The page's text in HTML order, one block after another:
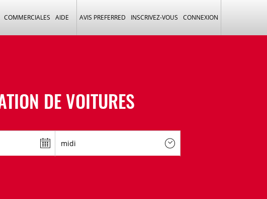
COMMERCIALES AIDE AVIS PREFERRED INSCRIVEZ-VOUS CONNEXION
DE VOITURES